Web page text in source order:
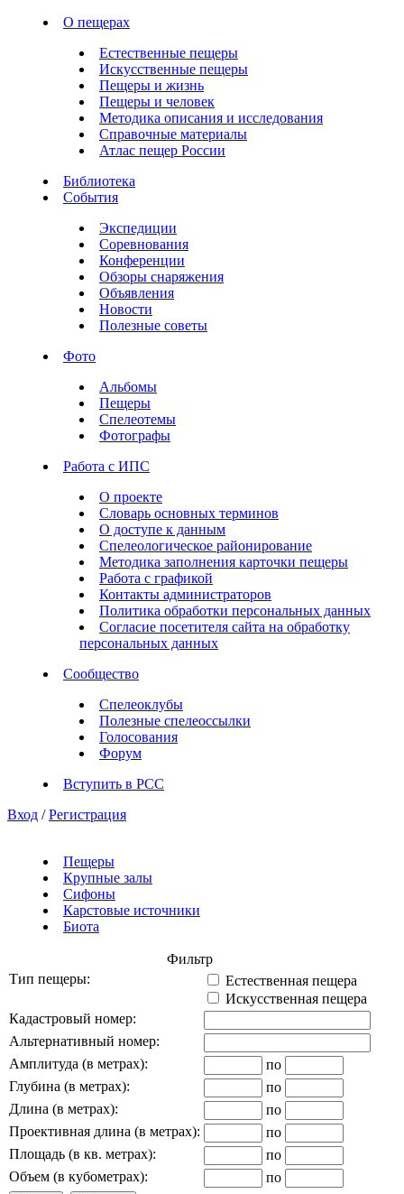
О пещерах
Естественные пещеры
Искусственные пещеры
Пещеры и жизнь
Пещеры и человек
Методика описания и исследования
Справочные материалы
Атлас пещер России
Библиотека
События
Экспедиции
Соревнования
Конференции
Обзоры снаряжения
Объявления
Новости
Полезные советы
Фото
Альбомы
Пещеры
Спелеотемы
Фотографы
Работа с ИПС
О проекте
Словарь основных терминов
О доступе к данным
Спелеологическое районирование
Методика заполнения карточки пещеры
Работа с графикой
Контакты администраторов
Политика обработки персональных данных
Согласие посетителя сайта на обработку
персональных данных
Сообщество
Спелеоклубы
Полезные спелеоссылки
Голосования
Форум
Вступить в РСС
Вход / Регистрация
Пещеры
Крупные залы
Сифоны
Карстовые источники
Биота
Фильтр
Тип пещеры:
Естественная пещера
Искусственная пещера
Кадастровый номер:
Альтернативный номер:
Амплитуда (в метрах):
по
Глубина (в метрах):
по
Длина (в метрах):
по
Проективная длина (в метрах):
по
Площадь (в кв. метрах):
по
Объем (в кубометрах):
по